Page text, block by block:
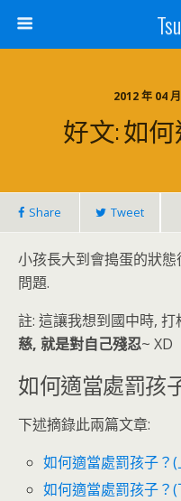
2012 年 04
好文: 如
Share Tweet
小孩長大到會搗蛋的狀
問題.
註: 這讓我想到國中時,
慈, 就是對自己殘忍~ XD
如何適當處罰孩
下述摘錄此兩篇文章:
如何適當處罰孩子？(
如何適當處罰孩子？(